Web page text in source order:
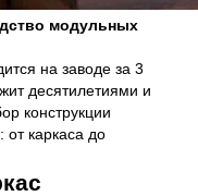
модульных
на заводе за 3
десятилетиями и
конструкции
каркаса до